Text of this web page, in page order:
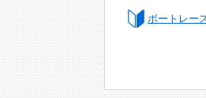
ボートレー